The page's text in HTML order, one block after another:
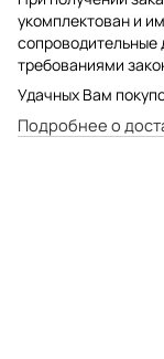
укомплектован и
сопроводительные
требованиями
Удачных Вам
Подробнее о